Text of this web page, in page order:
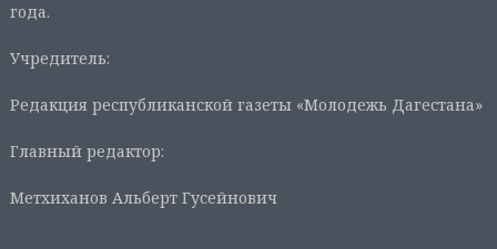
года.
Учредитель:
Редакция республиканской газеты «Молодежь Дагестана»
Главный редактор:
Метхиханов Альберт Гусейнович